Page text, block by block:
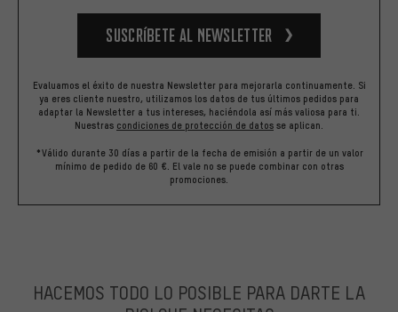
Suscríbete al newsletter
Evaluamos el éxito de nuestra Newsletter para mejorarla continuamente. Si
ya eres cliente nuestro, utilizamos los datos de tus últimos pedidos para
adaptar la Newsletter a tus intereses, haciéndola así más valiosa para ti.
Nuestras condiciones de protección de datos se aplican.
*Válido durante 30 días a partir de la fecha de emisión a partir de un valor
mínimo de pedido de 60 €. El vale no se puede combinar con otras
promociones.
HACEMOS TODO LO POSIBLE PARA DARTE LA